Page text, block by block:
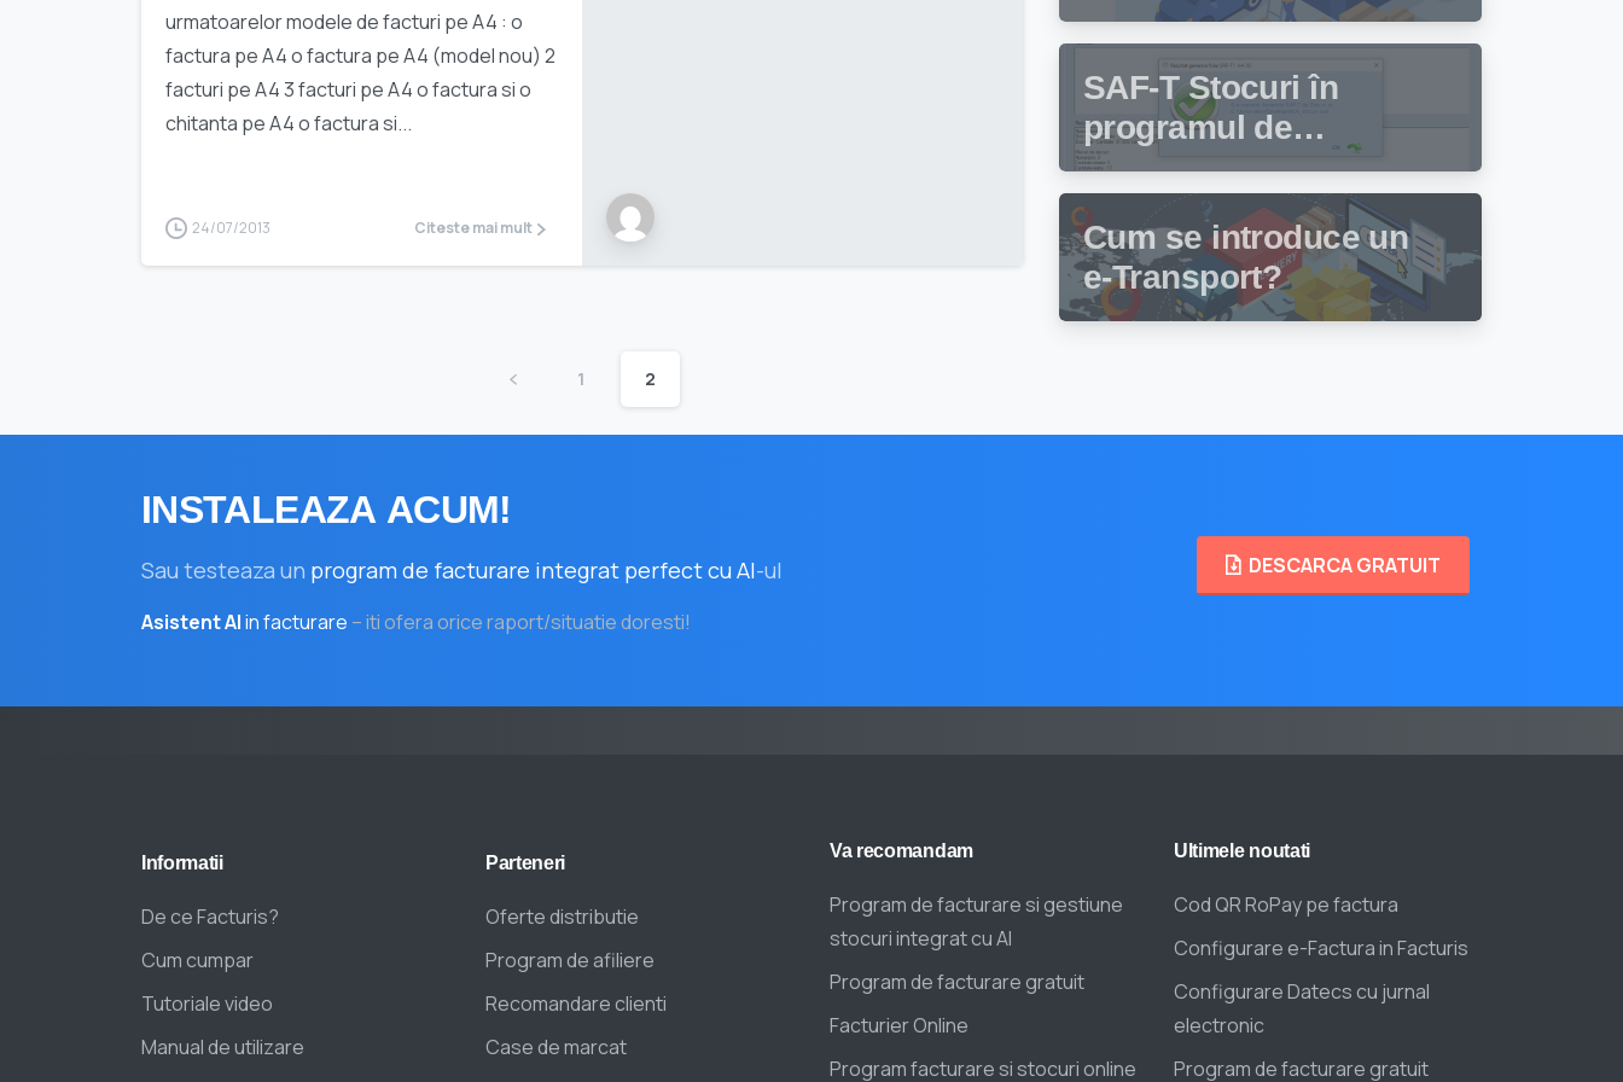
urmatoarelor modele de facturi pe A4 : o
factura pe A4 o factura pe A4 (model nou) 2
facturi pe A4 3 facturi pe A4 o factura si o
chitanta pe A4 o factura si...
24/07/2013 Citeste mai mult
1 2
cine trebuie să
depună această
declarație?
SAF-T Stocuri în
programul de
facturare și gestiune
stocuri Facturis
Cum se introduce un
e-Transport?
INSTALEAZA ACUM!
Sau testeaza un program de facturare integrat perfect cu AI-ul
Asistent AIin facturare – iti ofera orice raport/situatie doresti!
DESCARCA GRATUIT
Informatii
De ce Facturis?
Cum cumpar
Tutoriale video
Manual de utilizare
Parteneri
Oferte distributie
Program de afiliere
Recomandare clienti
Case de marcat
Va recomandam
Program de facturare si gestiune
stocuri integrat cu AI
Program de facturare gratuit
Facturier Online
Program facturare si stocuri online
Ultimele noutati
Cod QR RoPay pe factura
Configurare e-Factura in Facturis
Configurare Datecs cu jurnal
electronic
Program de facturare gratuit